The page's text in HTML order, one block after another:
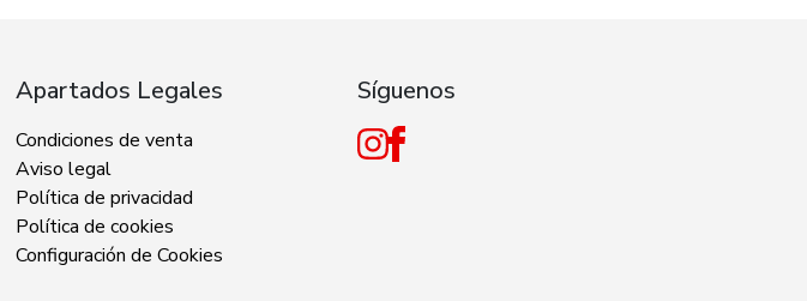
Apartados Legales
Condiciones de venta
Aviso legal
Política de privacidad
Política de cookies
Configuración de Cookies
Síguenos